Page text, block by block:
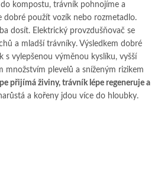
kompostu, trávník pohnojíme a
dobré použít vozík nebo rozmetadlo.
dosít. Elektrický provzdušňovač se
a mladší trávníky. Výsledkem dobré
s vylepšenou výměnou kyslíku, vyšší
množstvím plevelů a sníženým rizikem
přijímá živiny, trávník lépe regeneruje a
a kořeny jdou více do hloubky.